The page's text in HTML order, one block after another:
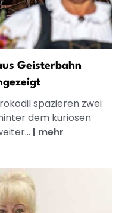
Geisterbahn
spazieren zwei
dem kuriosen
| mehr